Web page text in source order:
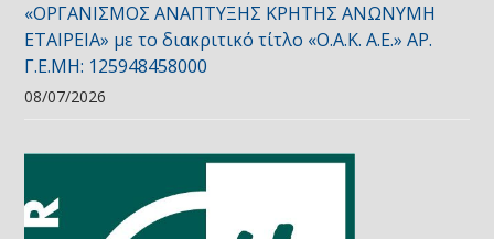
«ΟΡΓΑΝΙΣΜΟΣ ΑΝΑΠΤΥΞΗΣ ΚΡΗΤΗΣ ΑΝΩΝΥΜΗ
ΕΤΑΙΡΕΙΑ» με το διακριτικό τίτλο «Ο.Α.Κ. Α.Ε.» ΑΡ.
Γ.Ε.ΜΗ: 125948458000
08/07/2026